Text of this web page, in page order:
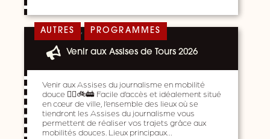
AUTRES , PROGRAMMES
Venir aux Assises de Tours 2026
Venir aux Assises du journalisme en mobilité
douce 🚶‍♀️🚲🚋 Facile d’accès et idéalement situé
en cœur de ville, l’ensemble des lieux où se
tiendront les Assises du journalisme vous
permettent de réaliser vos trajets grâce aux
mobilités douces. Lieux principaux…